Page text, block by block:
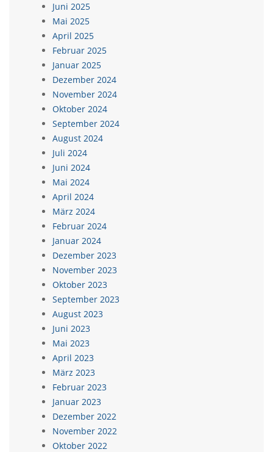
Juni 2025
Mai 2025
April 2025
Februar 2025
Januar 2025
Dezember 2024
November 2024
Oktober 2024
September 2024
August 2024
Juli 2024
Juni 2024
Mai 2024
April 2024
März 2024
Februar 2024
Januar 2024
Dezember 2023
November 2023
Oktober 2023
September 2023
August 2023
Juni 2023
Mai 2023
April 2023
März 2023
Februar 2023
Januar 2023
Dezember 2022
November 2022
Oktober 2022